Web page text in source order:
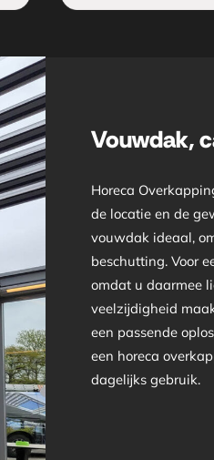
Vouwdak,
Horeca
de locatie en de
vouwdak ideaal,
beschutting. Voor
omdat u daarmee
veelzijdigheid
een passende
een horeca
dagelijks gebruik.